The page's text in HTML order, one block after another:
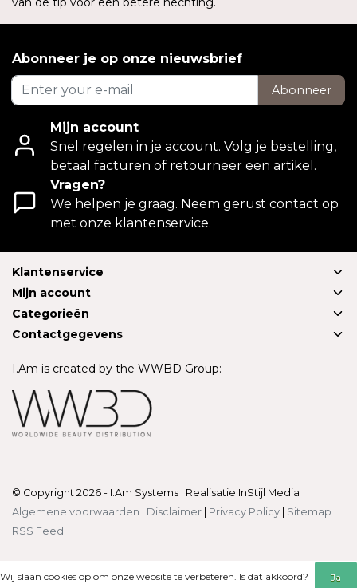
Abonneer je op onze nieuwsbrief
Abonneer
Mijn account
Snel regelen in je account. Volg je bestelling,
betaal facturen of retourneer een artikel.
Vragen?
We helpen je graag. Neem gerust contact op
met onze klantenservice.
Klantenservice
Mijn account
Categorieën
Contactgegevens
I.Am is created by the WWBD Group:
© Copyright 2026 - I.Am Systems | Realisatie InStijl Media
Algemene voorwaarden
Disclaimer Privacy Policy Sitemap
RSS Feed
Wij slaan cookies op om onze website te verbeteren. Is dat akkoord? Ja